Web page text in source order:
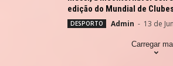
edição do Mundial de
DESPORTO Admin - 13 de
Carregar